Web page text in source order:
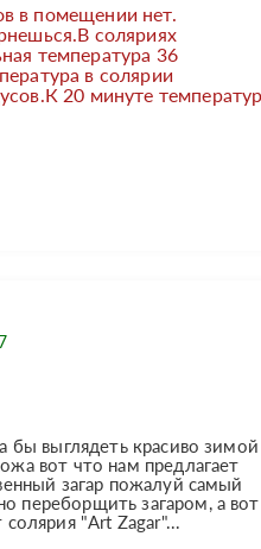
в помещении нет.
соляриях
температура 36
в солярии
20 минуте
бы выглядеть красиво
вот что нам предлагает
загар пожалуй самый
переборщить загаром, а
"Art Zagar"...